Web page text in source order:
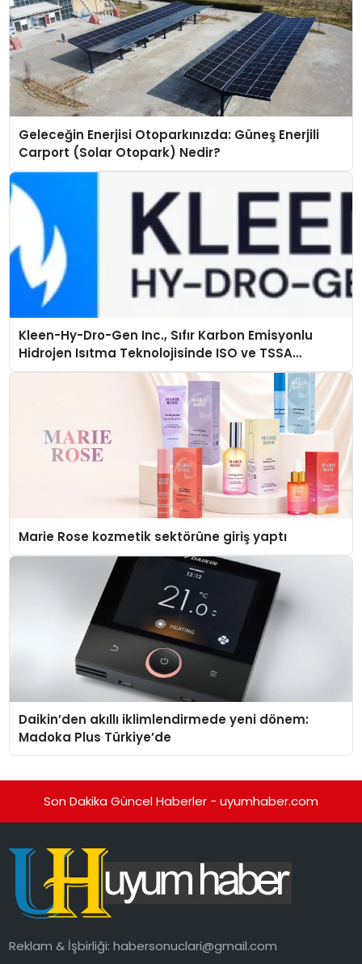
Geleceğin Enerjisi Otoparkınızda: Güneş Enerjili
Carport (Solar Otopark) Nedir?
Kleen-Hy-Dro-Gen Inc., Sıfır Karbon Emisyonlu
Hidrojen Isıtma Teknolojisinde ISO ve TSSA
Düzenleyici Onaylarını Aldı
Marie Rose kozmetik sektörüne giriş yaptı
Daikin’den akıllı iklimlendirmede yeni dönem:
Madoka Plus Türkiye’de
Son Dakika Güncel Haberler - uyumhaber.com
Reklam & İşbirliği:habersonuclari@gmail.com